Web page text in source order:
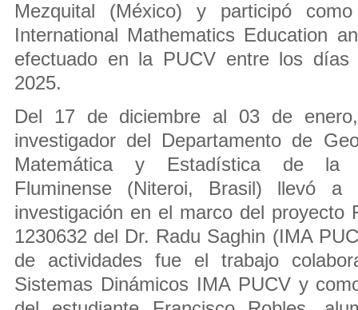
Mezquital (México) y participó
International Mathematics Education
efectuado en la PUCV entre los
2025.
Del 17 de diciembre al 03 de
investigador del Departamento de
Matemática y Estadística de la
Fluminense (Niteroi, Brasil) llevó
investigación en el marco del proyecto
1230632 del Dr. Radu Saghin (IMA
de actividades fue el trabajo
Sistemas Dinámicos IMA PUCV y